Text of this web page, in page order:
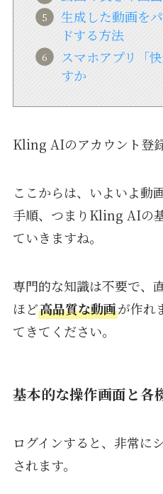
生成した動画を
ドする方法
スマホアプリ「
すか
Kling AIのアカウント登
ここからは、いよいよ動
手順、つまりKling AIの
ていきますね。
専門的な知識は不要で、
ほど高品質な動画が作れ
てきてください。
基本的な操作画面と各
ログインすると、非常に
されます。